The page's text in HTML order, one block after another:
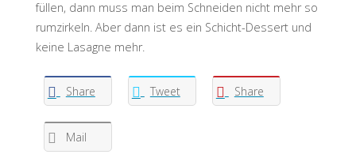
füllen, dann muss man beim Schneiden nicht mehr so
rumzirkeln. Aber dann ist es ein Schicht-Dessert und
keine Lasagne mehr.
Share Tweet Share
Mail